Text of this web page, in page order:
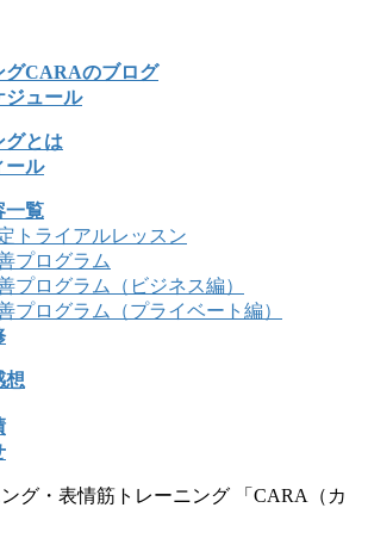
グCARAのブログ
ジュール
グとは
ール
一覧
トライアルレッスン
プログラム
プログラム（ビジネス編）
プログラム（プライベート編）
想
グ・表情筋トレーニング 「CARA（カ